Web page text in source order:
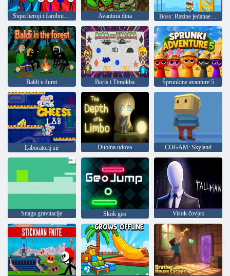
Avantura dina Boss: Razine jedanaesteraca
Baldi u šumi Boris i Timokha Šprunkine avanture 5
Laboratorij sir Dubina udova COGAM: Skyland
Snaga gravitacije Skok geo Visok čovjek